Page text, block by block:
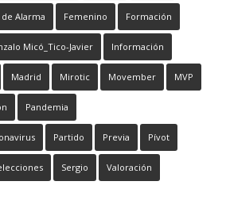
de Alarma Femenino Formación
Micó_Tico-Javier Información
Madrid Mirotic Movember MVP
Pandemia
Partido Previa Pívot
Sergio Valoración